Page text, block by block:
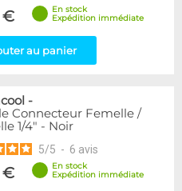
€
En stock
Expédition immédiate
au panier
-
Connecteur Femelle /
1/4" - Noir
5/5 - 6 avis
€
En stock
Expédition immédiate